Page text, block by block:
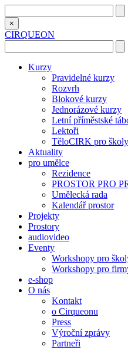
×
CIRQUEON
Kurzy
Pravidelné kurzy
Rozvrh
Blokové kurzy
Jednorázové kurzy
Letní příměstské
Lektoři
TěloCIRK pro školy
Aktuality
pro umělce
Rezidence
PROSTOR PRO
Umělecká rada
Kalendář prostor
Projekty
Prostory
audiovideo
Eventy
Workshopy pro
Workshopy pro
e-shop
O nás
Kontakt
o Cirqueonu
Press
Výroční zprávy
Partneři